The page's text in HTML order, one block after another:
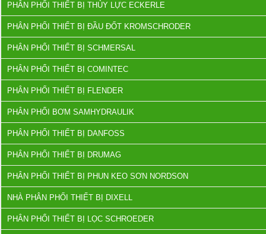
PHÂN PHỐI THIẾT BỊ THỦY LỰC ECKERLE
PHÂN PHỐI THIẾT BỊ ĐẦU ĐỐT KROMSCHRODER
PHÂN PHỐI THIẾT BỊ SCHMERSAL
PHÂN PHỐI THIẾT BỊ COMINTEC
PHÂN PHỐI THIẾT BỊ FLENDER
PHÂN PHỐI BƠM SAMHYDRAULIK
PHÂN PHỐI THIẾT BỊ DANFOSS
PHÂN PHỐI THIẾT BỊ DRUMAG
PHÂN PHỐI THIẾT BỊ PHUN KEO SƠN NORDSON
NHÀ PHÂN PHỐI THIẾT BỊ DIXELL
PHÂN PHỐI THIẾT BỊ LỌC SCHROEDER